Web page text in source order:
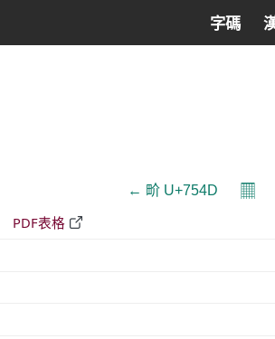
字碼
← 畍 U+754D 𝄜
PDF表格